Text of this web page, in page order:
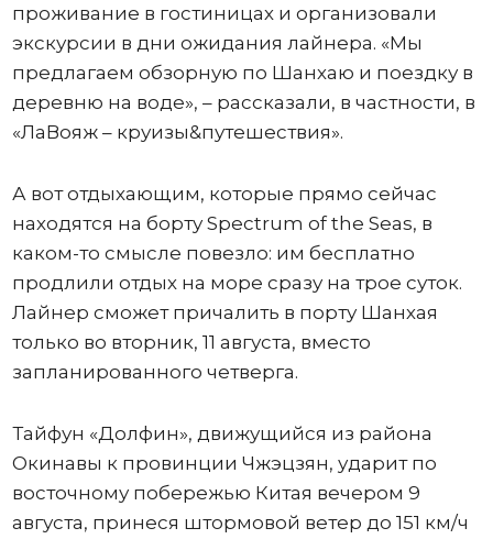
проживание в гостиницах и организовали
экскурсии в дни ожидания лайнера. «Мы
предлагаем обзорную по Шанхаю и поездку в
деревню на воде», – рассказали, в частности, в
«ЛаВояж – круизы&путешествия».
А вот отдыхающим, которые прямо сейчас
находятся на борту Spectrum of the Seas, в
каком-то смысле повезло: им бесплатно
продлили отдых на море сразу на трое суток.
Лайнер сможет причалить в порту Шанхая
только во вторник, 11 августа, вместо
запланированного четверга.
Тайфун «Долфин», движущийся из района
Окинавы к провинции Чжэцзян, ударит по
восточному побережью Китая вечером 9
августа, принеся штормовой ветер до 151 км/ч